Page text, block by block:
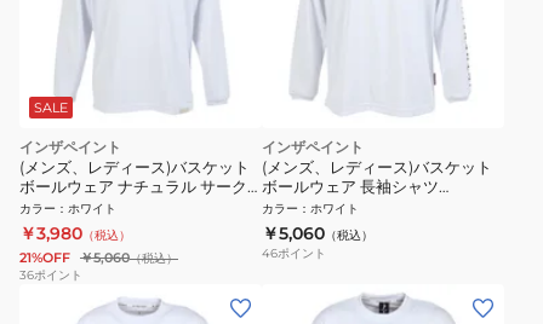
SALE
インザペイント
(メンズ、レディース)バスケット
ボールウェア ナチュラル サーク
ルカモ 長袖シャツ ITP25422WHT
カラー ： ホワイト
￥3,980 （税込）
21%OFF ￥5,060（税込）
36ポイント
インザペイント
(メンズ、レディース)バスケット
ボールウェア 長袖シャツ
ITP25402WHT
カラー ： ホワイト
￥5,060 （税込）
46ポイント